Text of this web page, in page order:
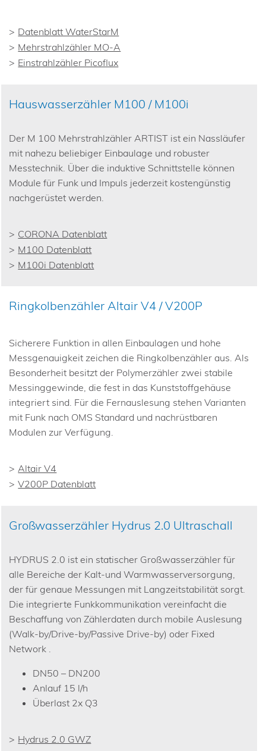
Datenblatt WaterStarM
Mehrstrahlzähler MO-A
Einstrahlzähler Picoflux
Hauswasserzähler M100 / M100i
Der M 100 Mehrstrahlzähler ARTIST ist ein Nassläufer
mit nahezu beliebiger Einbaulage und robuster
Messtechnik. Über die induktive Schnittstelle können
Module für Funk und Impuls jederzeit kostengünstig
nachgerüstet werden.
CORONA Datenblatt
M100 Datenblatt
M100i Datenblatt
Ringkolbenzähler Altair V4 / V200P
Sicherere Funktion in allen Einbaulagen und hohe
Messgenauigkeit zeichen die Ringkolbenzähler aus. Als
Besonderheit besitzt der Polymerzähler zwei stabile
Messinggewinde, die fest in das Kunststoffgehäuse
integriert sind. Für die Fernauslesung stehen Varianten
mit Funk nach OMS Standard und nachrüstbaren
Modulen zur Verfügung.
Altair V4
V200P Datenblatt
Großwasserzähler Hydrus 2.0 Ultraschall
HYDRUS 2.0 ist ein statischer Großwasserzähler für
alle Bereiche der Kalt-und Warmwasserversorgung,
der für genaue Messungen mit Langzeitstabilität sorgt.
Die integrierte Funkkommunikation vereinfacht die
Beschaffung von Zählerdaten durch mobile Auslesung
(Walk-by/Drive-by/Passive Drive-by) oder Fixed
Network .
DN50 – DN200
Anlauf 15 l/h
Überlast 2x Q3
Hydrus 2.0 GWZ